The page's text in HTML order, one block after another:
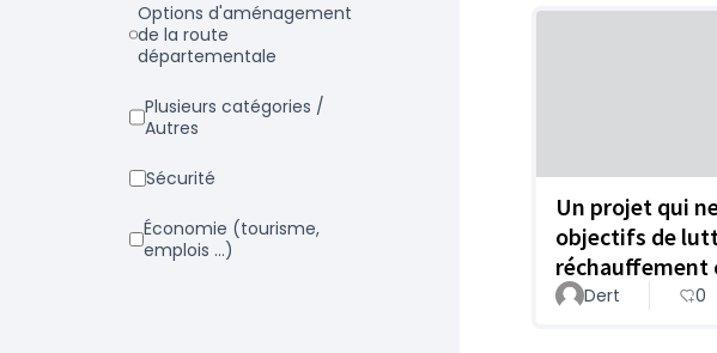
Options d'aménagement
de la route
départementale
Plusieurs catégories /
Autres
Sécurité
Économie (tourisme,
emplois ...)
Un projet qui
objectifs de
réchauffement
Dert 0